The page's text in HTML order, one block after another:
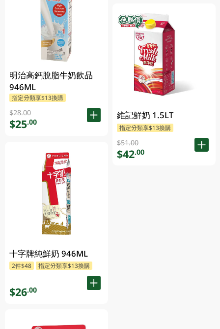
明治高鈣脫脂牛奶飲品
946ML
指定分類享$13換購
$28.00
$25.00
十字牌純鮮奶 946ML
2件$48 指定分類享$13換購
$26.00
維記鮮奶 1.5LT
指定分類享$13換購
$51.00
$42.00